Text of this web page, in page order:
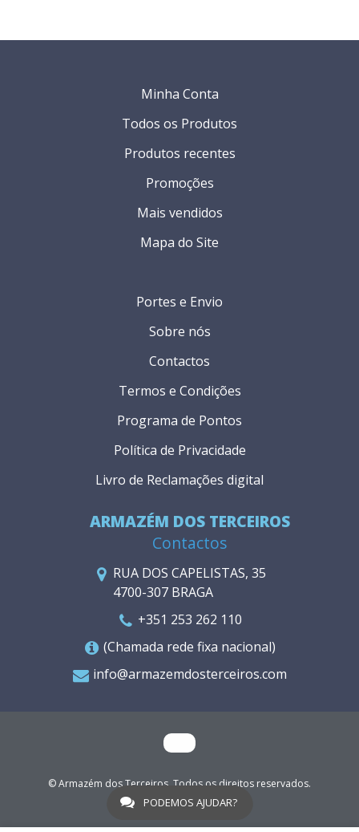
ARMAZÉM DOS TERCEIROS
Contactos
RUA DOS CAPELISTAS, 35
4700-307 BRAGA
+351 253 262 110
(Chamada rede fixa nacional)
info@armazemdosterceiros.com
Portes e Envio
Sobre nós
Contactos
Termos e Condições
Programa de Pontos
Política de Privacidade
Livro de Reclamações digital
Minha Conta
Todos os Produtos
Produtos recentes
Promoções
Mais vendidos
Mapa do Site
© Armazém dos Terceiros. Todos os direitos reservados.
WGO
PODEMOS AJUDAR?